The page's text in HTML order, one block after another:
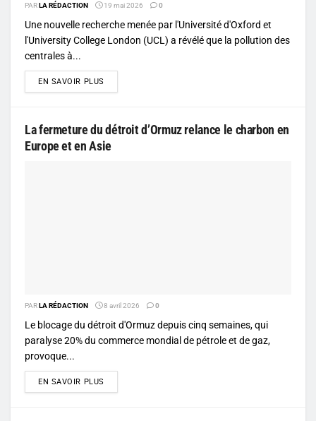
PARLA RÉDACTION 19 mai 2026 0
Une nouvelle recherche menée par l'Université d'Oxford et
l'University College London (UCL) a révélé que la pollution des
centrales à...
EN SAVOIR PLUS
La fermeture du détroit d’Ormuz relance le charbon en
Europe et en Asie
PARLA RÉDACTION 8 avril 2026 0
Le blocage du détroit d'Ormuz depuis cinq semaines, qui
paralyse 20% du commerce mondial de pétrole et de gaz,
provoque...
EN SAVOIR PLUS